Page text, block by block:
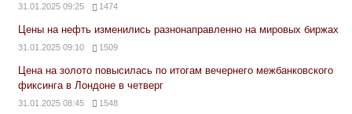
31.01.2025 09:25 1474
Цены на нефть изменились разнонаправленно на мировых биржах
31.01.2025 09:10 1509
Цена на золото повысилась по итогам вечернего межбанковского
фиксинга в Лондоне в четверг
31.01.2025 08:45 1548